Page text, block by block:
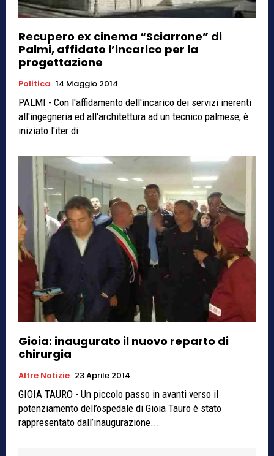
Recupero ex cinema “Sciarrone” di
Palmi, affidato l’incarico per la
progettazione
Politica 14 Maggio 2014
PALMI - Con l'affidamento dell'incarico dei servizi inerenti
all'ingegneria ed all'architettura ad un tecnico palmese, è
iniziato l'iter di...
Gioia: inaugurato il nuovo reparto di
chirurgia
Altre Notizie 23 Aprile 2014
GIOIA TAURO - Un piccolo passo in avanti verso il
potenziamento dell’ospedale di Gioia Tauro è stato
rappresentato dall’inaugurazione...